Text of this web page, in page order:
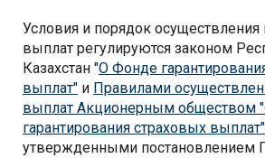
Условия и порядок осуществления
выплат регулируются законом
Казахстан "О Фонде
выплат" и Правилами
выплат Акционерным обществом
гарантирования страховых выплат"
утвержденными постановлением